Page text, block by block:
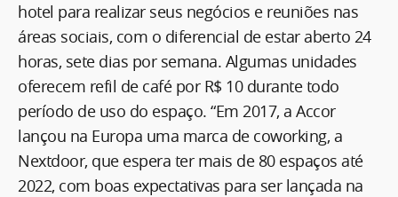
hotel para realizar seus negócios e reuniões nas
áreas sociais, com o diferencial de estar aberto 24
horas, sete dias por semana. Algumas unidades
oferecem refil de café por R$ 10 durante todo
período de uso do espaço. “Em 2017, a Accor
lançou na Europa uma marca de coworking, a
Nextdoor, que espera ter mais de 80 espaços até
2022, com boas expectativas para ser lançada na